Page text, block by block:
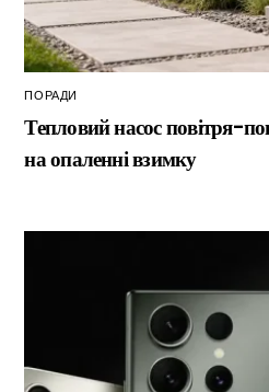
ПОРАДИ
Тепловий насос повітря-
на опаленні взимку